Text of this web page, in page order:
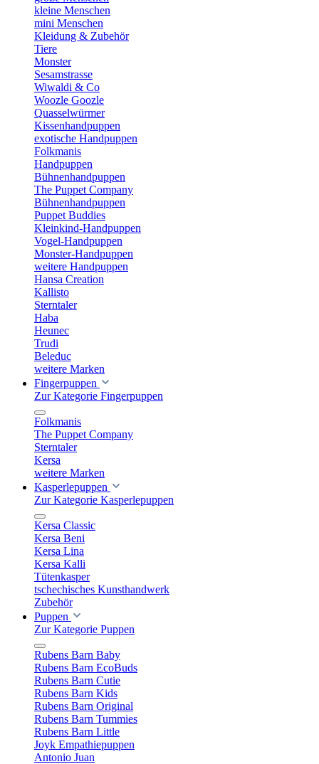
kleine Menschen
mini Menschen
Kleidung & Zubehör
Tiere
Monster
Sesamstrasse
Wiwaldi & Co
Woozle Goozle
Quasselwürmer
Kissenhandpuppen
exotische Handpuppen
Folkmanis
Handpuppen
Bühnenhandpuppen
The Puppet Company
Bühnenhandpuppen
Puppet Buddies
Kleinkind-Handpuppen
Vogel-Handpuppen
Monster-Handpuppen
weitere Handpuppen
Hansa Creation
Kallisto
Sterntaler
Haba
Heunec
Trudi
Beleduc
weitere Marken
Fingerpuppen
Zur Kategorie Fingerpuppen
Folkmanis
The Puppet Company
Sterntaler
Kersa
weitere Marken
Kasperlepuppen
Zur Kategorie Kasperlepuppen
Kersa Classic
Kersa Beni
Kersa Lina
Kersa Kalli
Tütenkasper
tschechisches Kunsthandwerk
Zubehör
Puppen
Zur Kategorie Puppen
Rubens Barn Baby
Rubens Barn EcoBuds
Rubens Barn Cutie
Rubens Barn Kids
Rubens Barn Original
Rubens Barn Tummies
Rubens Barn Little
Joyk Empathiepuppen
Antonio Juan